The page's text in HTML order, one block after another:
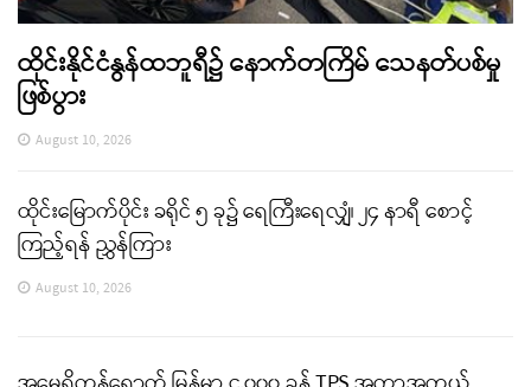
ထိုင်းနိုင်ငံနွန်ထဘူရီ၌ နောက်တကြိမ် သေနတ်ပစ်မှု
ဖြစ်ပွား
August 10, 2026
ထိုင်းမြောက်ပိုင်း ခရိုင် ၅ ခု၌ ရေကြီးရေလျှံ၊ ၂၄ နာရီ စောင့်
ကြည့်ရန် ညွှန်ကြား
August 10, 2026